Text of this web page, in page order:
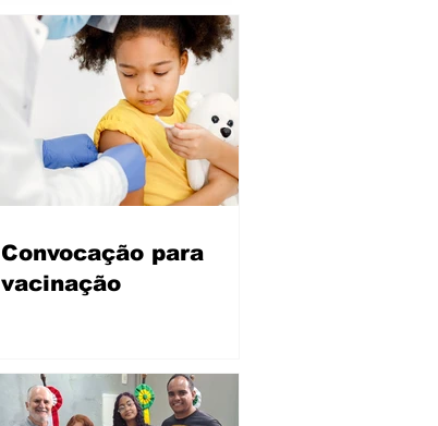
Convocação para
vacinação